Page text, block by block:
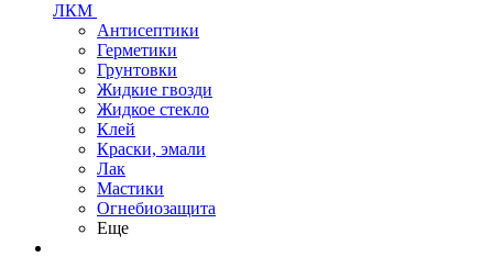
ЛКМ
Антисептики
Герметики
Грунтовки
Жидкие гвозди
Жидкое стекло
Клей
Краски, эмали
Лак
Мастики
Огнебиозащита
Еще